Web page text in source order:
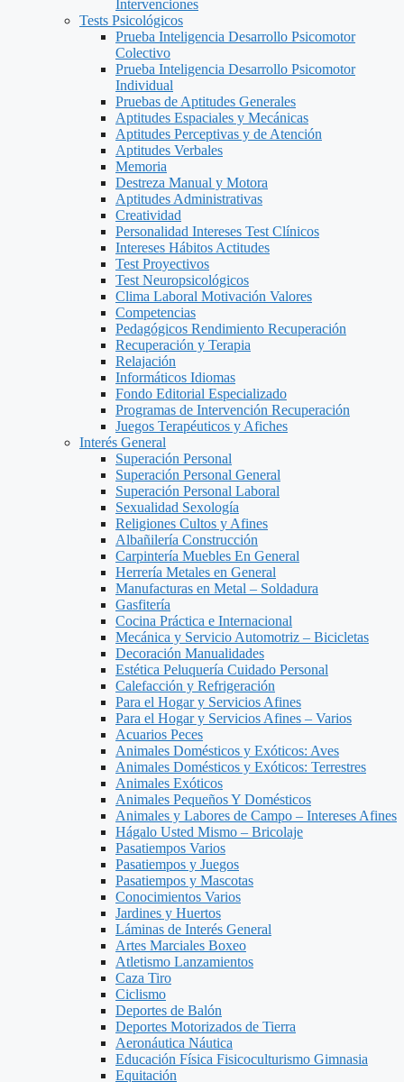
Intervenciones
Tests Psicológicos
Prueba Inteligencia Desarrollo Psicomotor
Colectivo
Prueba Inteligencia Desarrollo Psicomotor
Individual
Pruebas de Aptitudes Generales
Aptitudes Espaciales y Mecánicas
Aptitudes Perceptivas y de Atención
Aptitudes Verbales
Memoria
Destreza Manual y Motora
Aptitudes Administrativas
Creatividad
Personalidad Intereses Test Clínicos
Intereses Hábitos Actitudes
Test Proyectivos
Test Neuropsicológicos
Clima Laboral Motivación Valores
Competencias
Pedagógicos Rendimiento Recuperación
Recuperación y Terapia
Relajación
Informáticos Idiomas
Fondo Editorial Especializado
Programas de Intervención Recuperación
Juegos Terapéuticos y Afiches
Interés General
Superación Personal
Superación Personal General
Superación Personal Laboral
Sexualidad Sexología
Religiones Cultos y Afines
Albañilería Construcción
Carpintería Muebles En General
Herrería Metales en General
Manufacturas en Metal – Soldadura
Gasfitería
Cocina Práctica e Internacional
Mecánica y Servicio Automotriz – Bicicletas
Decoración Manualidades
Estética Peluquería Cuidado Personal
Calefacción y Refrigeración
Para el Hogar y Servicios Afines
Para el Hogar y Servicios Afines – Varios
Acuarios Peces
Animales Domésticos y Exóticos: Aves
Animales Domésticos y Exóticos: Terrestres
Animales Exóticos
Animales Pequeños Y Domésticos
Animales y Labores de Campo – Intereses Afines
Hágalo Usted Mismo – Bricolaje
Pasatiempos Varios
Pasatiempos y Juegos
Pasatiempos y Mascotas
Conocimientos Varios
Jardines y Huertos
Láminas de Interés General
Artes Marciales Boxeo
Atletismo Lanzamientos
Caza Tiro
Ciclismo
Deportes de Balón
Deportes Motorizados de Tierra
Aeronáutica Náutica
Educación Física Fisicoculturismo Gimnasia
Equitación